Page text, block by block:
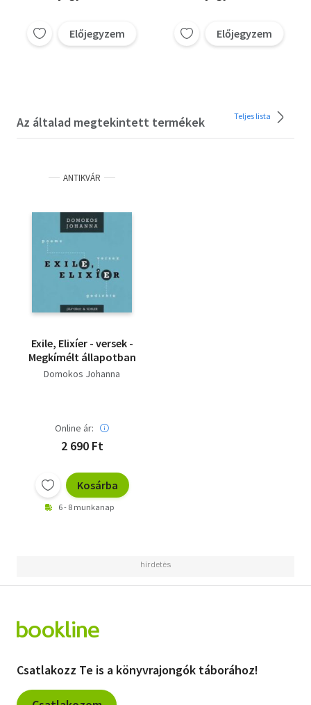
Előjegyzem Előjegyzem
Az általad megtekintett termékek Teljes lista
ANTIKVÁR
Exile, Elixíer - versek -
Megkímélt állapotban
Domokos Johanna
Online ár:
2 690 Ft
Kosárba
6 - 8 munkanap
Csatlakozz Te is a könyvrajongók táborához!